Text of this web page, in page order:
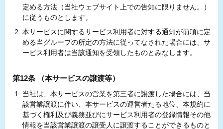
定める方法（当社ウェブサイト上での告知に限りません。）
に従うものとします。
本サービスに関するサービス利用者に対する通知が前項に定
める当グループの所定の方法に従ってなされた場合には、サ
ービス利用者は当該通知を受領したものとみなします。
第12条 （本サービスの譲渡等）
当社は、本サービスの営業を第三者に譲渡した場合には、当
該営業譲渡に伴い、本サービスの運営者たる地位、本規約に
基づく権利及び義務並びにサービス利用者の登録情報その他
情報を当該営業譲渡の譲受人に譲渡することができるものと